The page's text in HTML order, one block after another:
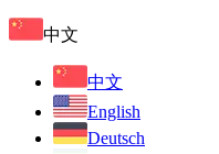
中文
中文
English
Deutsch